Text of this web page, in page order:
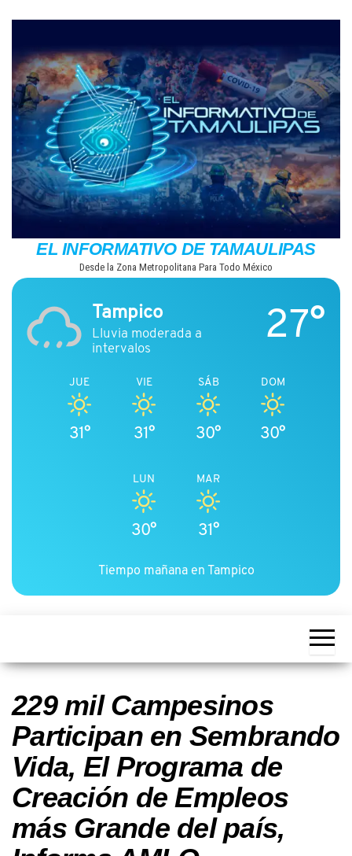
contenido
EL INFORMATIVO DE TAMAULIPAS
Desde la Zona Metropolitana Para Todo México
Tampico
Lluvia moderada a
intervalos
27°
JUE
31°
VIE
31°
SÁB
30°
DOM
30°
LUN
30°
MAR
31°
Tiempo mañana en Tampico
229 mil Campesinos
Participan en Sembrando
Vida, El Programa de
Creación de Empleos
más Grande del país,